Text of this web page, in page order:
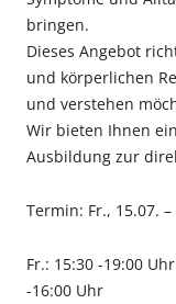
bringen.
Dieses Angebot
und körperlichen
und verstehen
Wir bieten Ihnen
Ausbildung zur
Termin: Fr., 15.07. –
Fr.: 15:30 -19:00
-16:00 Uhr